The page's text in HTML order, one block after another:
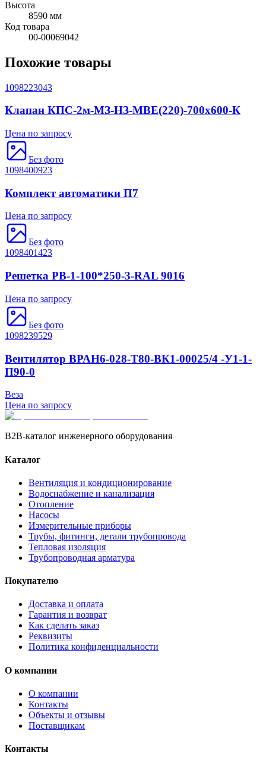
Высота
8590 мм
Код товара
00-00069042
Похожие товары
1098223043
Клапан КПС-2м-МЗ-НЗ-MBE(220)-700x600-К
Цена по запросу
Без фото
1098400923
Комплект автоматики П7
Цена по запросу
Без фото
1098401423
Решетка РВ-1-100*250-3-RAL 9016
Цена по запросу
Без фото
1098239529
Вентилятор ВРАН6-028-Т80-ВК1-00025/4 -У1-1-
П90-0
Веза
Цена по запросу
B2B-каталог инженерного оборудования
Каталог
Вентиляция и кондиционирование
Водоснабжение и канализация
Отопление
Насосы
Измерительные приборы
Трубы, фитинги, детали трубопровода
Тепловая изоляция
Трубопроводная арматура
Покупателю
Доставка и оплата
Гарантия и возврат
Как сделать заказ
Реквизиты
Политика конфиденциальности
О компании
О компании
Контакты
Объекты и отзывы
Поставщикам
Контакты